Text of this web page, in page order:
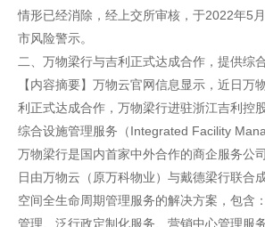
情形已经消除，经上交所审核，于2022年5
市风险警示。
二、万物梁行与吉利正式达成合作，提供综
【内容摘要】万物云官网信息显示，近日万
利正式达成合作，万物梁行进驻浙江吉利控
综合设施管理服务（Integrated Facility
万物梁行是国内首家中外合作的商企服务公
日由万物云（原万科物业）与戴德梁行联合
空间全生命周期管理服务的解决方案，包含
管理、泛行政定制化服务、营销中心管理服